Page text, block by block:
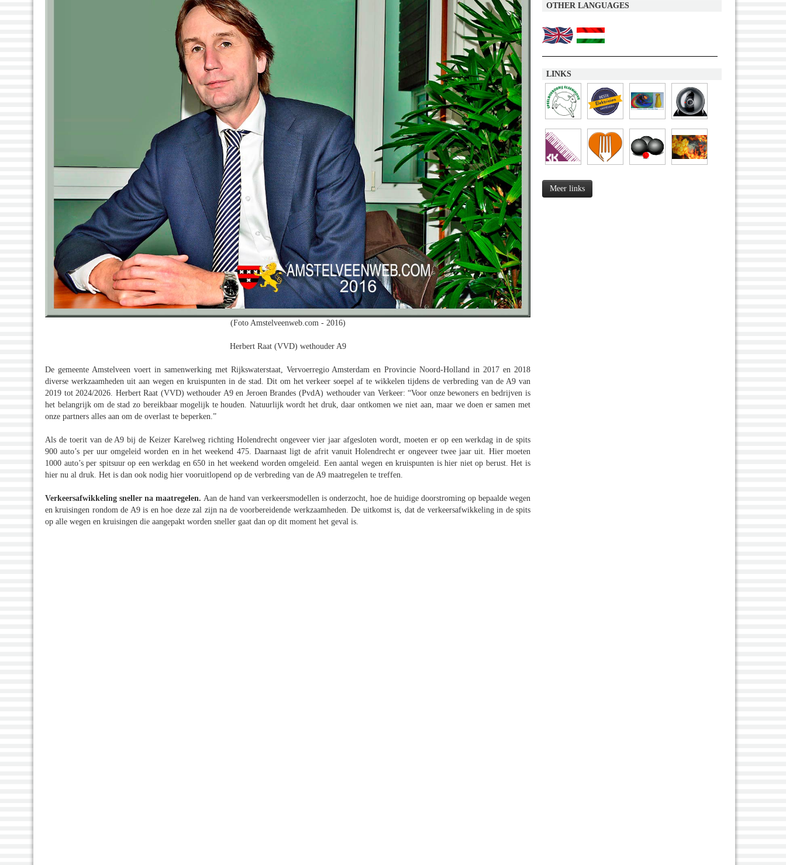
(Foto Amstelveenweb.com - 2016)
Herbert Raat (VVD) wethouder A9
De gemeente Amstelveen voert in samenwerking met Rijkswaterstaat, Vervoerregio Amsterdam en Provincie Noord-Holland in 2017 en 2018
diverse werkzaamheden uit aan wegen en kruispunten in de stad. Dit om het verkeer soepel af te wikkelen tijdens de verbreding van de A9 van
2019 tot 2024/2026. Herbert Raat (VVD) wethouder A9 en Jeroen Brandes (PvdA) wethouder van Verkeer: “Voor onze bewoners en bedrijven is
het belangrijk om de stad zo bereikbaar mogelijk te houden. Natuurlijk wordt het druk, daar ontkomen we niet aan, maar we doen er samen met
onze partners alles aan om de overlast te beperken.”
Als de toerit van de A9 bij de Keizer Karelweg richting Holendrecht ongeveer vier jaar afgesloten wordt, moeten er op een werkdag in de spits
900 auto’s per uur omgeleid worden en in het weekend 475. Daarnaast ligt de afrit vanuit Holendrecht er ongeveer twee jaar uit. Hier moeten
1000 auto’s per spitsuur op een werkdag en 650 in het weekend worden omgeleid. Een aantal wegen en kruispunten is hier niet op berust. Het is
hier nu al druk. Het is dan ook nodig hier vooruitlopend op de verbreding van de A9 maatregelen te treffen.
Verkeersafwikkeling sneller na maatregelen. Aan de hand van verkeersmodellen is onderzocht, hoe de huidige doorstroming op bepaalde wegen
en kruisingen rondom de A9 is en hoe deze zal zijn na de voorbereidende werkzaamheden. De uitkomst is, dat de verkeersafwikkeling in de spits
op alle wegen en kruisingen die aangepakt worden sneller gaat dan op dit moment het geval is.
OTHER LANGUAGES
LINKS
Meer links